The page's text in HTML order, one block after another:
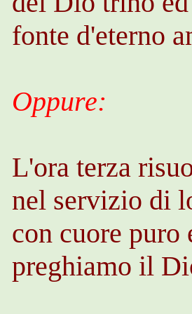
fonte d'eterno
Oppure:
L'ora terza
nel servizio di
con cuore puro
preghiamo il